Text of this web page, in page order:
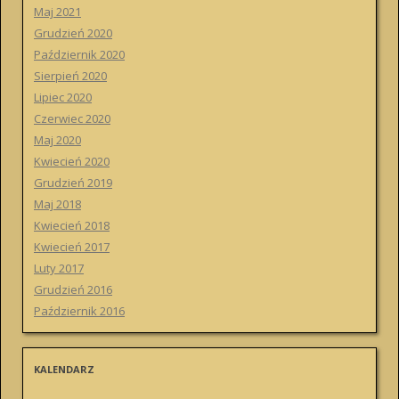
Maj 2021
Grudzień 2020
Październik 2020
Sierpień 2020
Lipiec 2020
Czerwiec 2020
Maj 2020
Kwiecień 2020
Grudzień 2019
Maj 2018
Kwiecień 2018
Kwiecień 2017
Luty 2017
Grudzień 2016
Październik 2016
KALENDARZ